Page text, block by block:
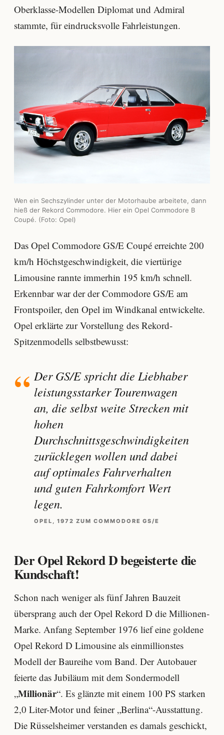
Oberklasse-Modellen Diplomat und Admiral
stammte, für eindrucksvolle Fahrleistungen.
Wen ein Sechszylinder unter der Motorhaube arbeitete, dann
hieß der Rekord Commodore. Hier ein Opel Commodore B
Coupé. (Foto: Opel)
Das Opel Commodore GS/E Coupé erreichte 200
km/h Höchstgeschwindigkeit, die viertürige
Limousine rannte immerhin 195 km/h schnell.
Erkennbar war der der Commodore GS/E am
Frontspoiler, den Opel im Windkanal entwickelte.
Opel erklärte zur Vorstellung des Rekord-
Spitzenmodells selbstbewusst:
Der GS/E spricht die Liebhaber
leistungsstarker Tourenwagen
an, die selbst weite Strecken mit
hohen
Durchschnittsgeschwindigkeiten
zurücklegen wollen und dabei
auf optimales Fahrverhalten
und guten Fahrkomfort Wert
legen.
OPEL, 1972 ZUM COMMODORE GS/E
Der Opel Rekord D begeisterte die
Kundschaft!
Schon nach weniger als fünf Jahren Bauzeit
übersprang auch der Opel Rekord D die Millionen-
Marke. Anfang September 1976 lief eine goldene
Opel Rekord D Limousine als einmillionstes
Modell der Baureihe vom Band. Der Autobauer
feierte das Jubiläum mit dem Sondermodell
„Millionär“. Es glänzte mit einem 100 PS starken
2,0 Liter-Motor und feiner „Berlina“-Ausstattung.
Die Rüsselsheimer verstanden es damals geschickt,